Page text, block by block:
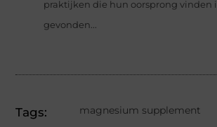
praktijken die hun oorsprong vinden
gevonden...
Tags: magnesium supplement